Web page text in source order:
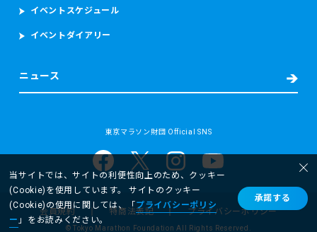
当サイトでは、サイトの利便性向上のため、クッキー
(Cookie)を使用しています。 サイトのクッキー
(Cookie)の使用に関しては、「 プライバシーポリシ
ー 」をお読みください。
承諾する
イベントスケジュール
イベントダイアリー
ニュース
東京マラソン財団 Official SNS
会員規約 特商法表記 プライバシーポリシー
©︎ Tokyo Marathon Foundation All Rights Reserved.